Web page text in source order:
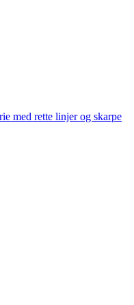
med rette linjer og skarpe